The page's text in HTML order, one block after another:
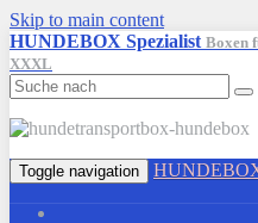
Skip to main content
HUNDEBOX Spezialist Boxen
XXXL
Toggle navigation